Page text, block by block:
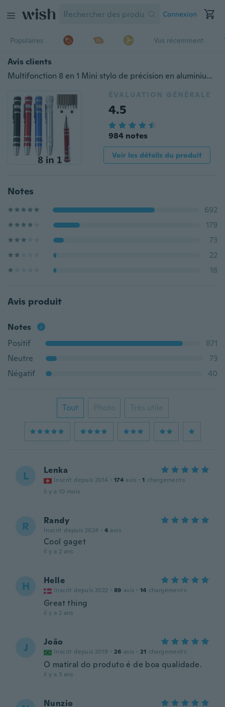
Connexion
Populaires Vus récemment
Avis clients
Multifonction 8 en 1 Mini stylo de précision en aluminium Tournevis Tournevis Set Kit d'outils de réparation pour téléphone portable Ensemble d'outils à main
ÉVALUATION GÉNÉRALE
4.5
984 notes
Voir les détails du produit
Notes
692
179
73
22
18
Avis produit
Notes
Positif
871
Neutre
73
Négatif
40
Tout Photo Très utile
L Lenka
Inscrit depuis 2014 · 174 avis · 1 chargements
il y a 10 mois
R Randy
Inscrit depuis 2024 · 4 avis
Cool gaget
il y a 2 ans
H Helle
Inscrit depuis 2022 · 89 avis · 14 chargements
Great thing
il y a 2 ans
J João
Inscrit depuis 2019 · 26 avis · 21 chargements
O matiral do produto é de boa qualidade.
il y a 3 ans
Nunzio